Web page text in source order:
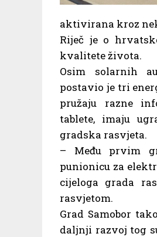
aktivirana kroz
Riječ je o
kvalitete života.
Osim solarnih
postavio je tri
pružaju razne
tablete, imaju
gradska rasvjeta.
– Među prvim
punionicu za
cijeloga grada
rasvjetom.
Grad Samobor
daljnji razvoj tog